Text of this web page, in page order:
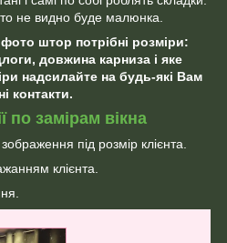
не видно буде малюнка.
штор потрібні розміри:
довжина карниза і яке
надсилайте на будь-які Вам
контакти.
по замірам вікна
під розмір клієнта.
клієнта.